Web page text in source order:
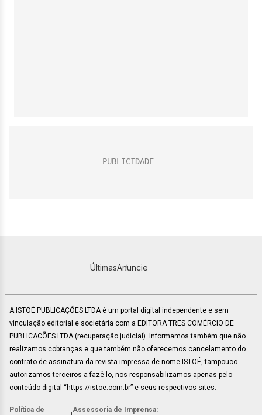
ÚltimasAnuncie
A ISTOÉ PUBLICAÇÕES LTDA é um portal digital independente e sem
vinculação editorial e societária com a EDITORA TRES COMÉRCIO DE
PUBLICACÕES LTDA (recuperação judicial). Informamos também que não
realizamos cobranças e que também não oferecemos cancelamento do
contrato de assinatura da revista impressa de nome ISTOÉ, tampouco
autorizamos terceiros a fazê-lo, nos responsabilizamos apenas pelo
conteúdo digital “https://istoe.com.br” e seus respectivos sites.
Política de Assessoria de Imprensa: